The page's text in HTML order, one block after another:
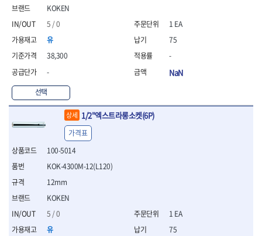
- 소켓홀더
- 클라이밍비트
- 토크아답타
- 비트소켓세트
- 포지비트
- 임팩일자비트
- 임팩포지비트
- 임팩십자비트
- 십자비트
- 임팩별비트소켓
- 임팩XZN비트소켓
- 십자비트소켓
- 일자비트소켓
- 임팩XZN비트
- 라쳇핸들세트
- 사각비트
KOKEN
5 / 0
유
38,300
-
선택
1 EA
75
-
NaN
상세 1/2"엑스트라롱소켓(6P)
100-5014
KOKEN
5 / 0
유
KOK-4300M-12(L120)
12mm
가격표
1 EA
75